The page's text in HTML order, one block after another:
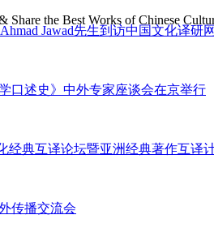
Jawad先生到访中国文化译研网
口述史》中外专家座谈会在京举行
经典互译论坛暨亚洲经典著作互译
传播交流会
Share the Best Works of Chinese